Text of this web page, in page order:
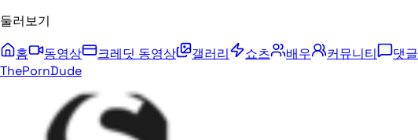
둘러보기
홈
동영상 크레딧 동영상 갤러리 쇼츠 배우 커뮤니티 댓글
ThePornDude